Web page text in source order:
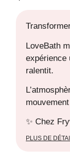
LoveBath
expérience
ralentit.
✨ Chez
PLUS DE